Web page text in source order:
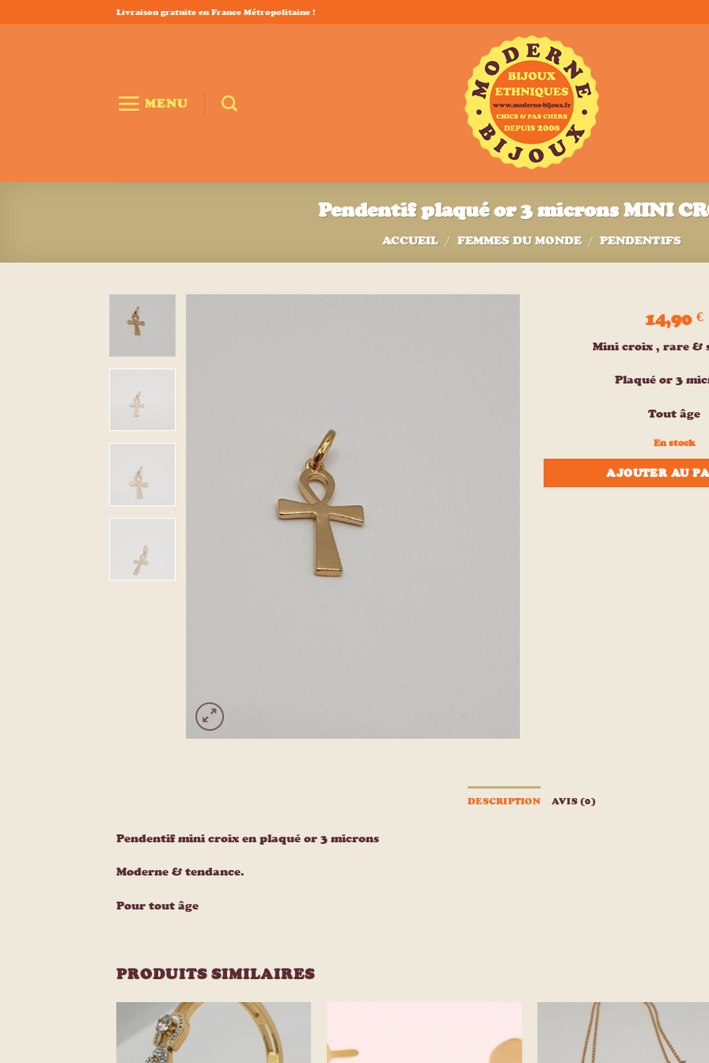
au
Livraison gratuite en France Métropolitaine !
MENU
Pendentif plaqué or 3 microns MINI
ACCUEIL / FEMMES DU MONDE / PENDENTIFS
14,90 €
Mini croix , rare &
Plaqué or 3
Tout âge
En stock
AJOUTER AU
DESCRIPTION AVIS (0)
Pendentif mini croix en plaqué or 3 microns
Moderne & tendance.
Pour tout âge
PRODUITS SIMILAIRES
Ajouter
à la
Ajouter
à la